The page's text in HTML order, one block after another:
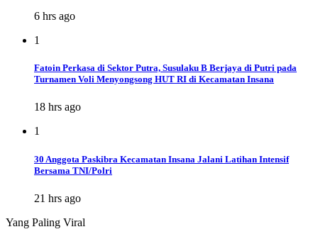
6 hrs ago
1
Fatoin Perkasa di Sektor Putra, Susulaku B Berjaya di Putri pada
Turnamen Voli Menyongsong HUT RI di Kecamatan Insana
18 hrs ago
1
30 Anggota Paskibra Kecamatan Insana Jalani Latihan Intensif
Bersama TNI/Polri
21 hrs ago
Yang Paling Viral